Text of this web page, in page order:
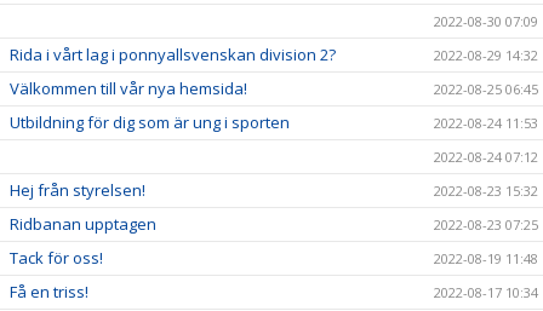
2022-08-30 07:09
Rida i vårt lag i ponnyallsvenskan division 2? 2022-08-29 14:32
Välkommen till vår nya hemsida! 2022-08-25 06:45
Utbildning för dig som är ung i sporten
2022-08-24 11:53
2022-08-24 07:12
Hej från styrelsen! 2022-08-23 15:32
Ridbanan upptagen 2022-08-23 07:25
Tack för oss! 2022-08-19 11:48
Få en triss! 2022-08-17 10:34